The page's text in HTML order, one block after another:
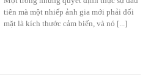
tiên mà một nhiếp ảnh gia mới phải đối
mặt là kích thước cảm biến, và nó [...]